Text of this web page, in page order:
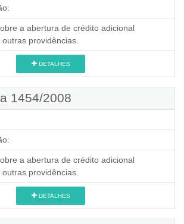
a abertura de crédito adicional
providências.
DETALHES
1454/2008
a abertura de crédito adicional
providências.
DETALHES